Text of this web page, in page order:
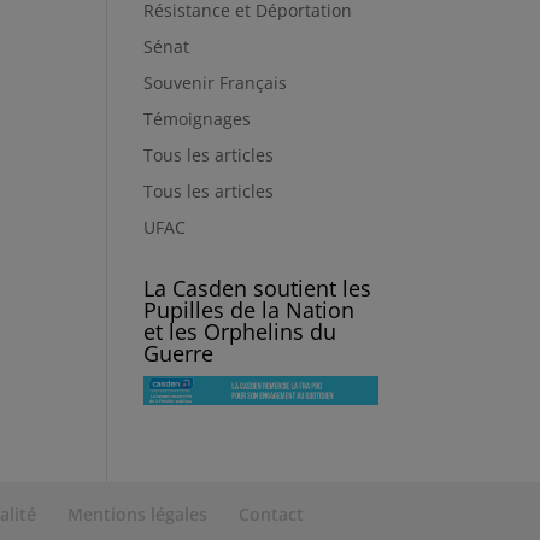
Résistance et Déportation
Sénat
Souvenir Français
Témoignages
Tous les articles
Tous les articles
UFAC
La Casden soutient les
Pupilles de la Nation
et les Orphelins du
Guerre
Mentions légales Contact